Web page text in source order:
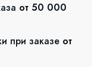
от 50 000
при заказе от